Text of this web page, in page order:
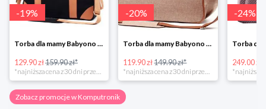
-19%
Torba dla mamy Babyono 1505/01 Comfort Icoinic 5/5
129.90 zł159.90 zł*
-20%
Torba dla mamy Babyono 1507/01 Comfort Chic w super cenie
119.90 zł149.90 zł*
-24%
249.00 zł
Zobacz promocje w Komputronik